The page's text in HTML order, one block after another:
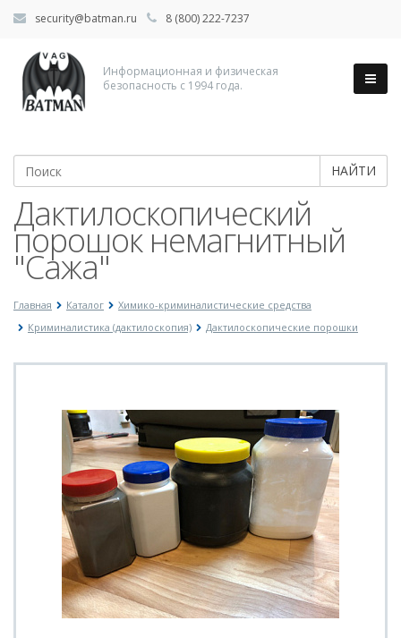
security@batman.ru 8 (800) 222-7237
Информационная и физическая
безопасность с 1994 года.
НАЙТИ
Дактилоскопический
порошок немагнитный
"Сажа"
Главная Каталог
Химико-криминалистические средства
Криминалистика (дактилоскопия)
Дактилоскопические порошки